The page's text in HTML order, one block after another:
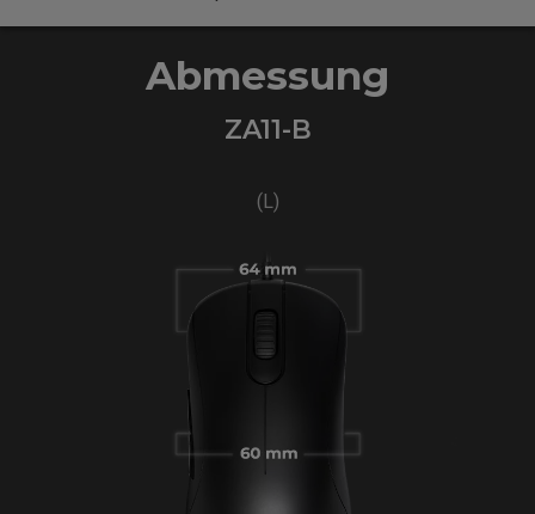
Abmessung
ZA11-B
(L)